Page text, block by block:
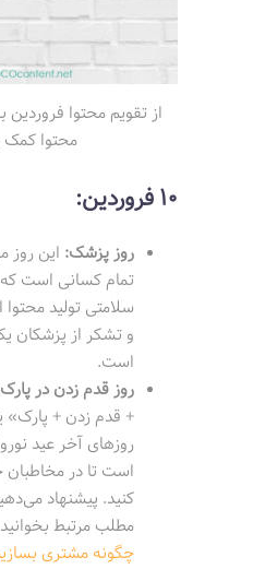
از تقویم محتوا فروردین
محتوا کمک
10 فروردین:
روز پزشک: این روز
تمام کسانی است
سلامتی تولید
و تشکر از پزشکان
است.
روز قدم زدن در
+ قدم زدن + پارک»
روزهای آخر عید
است تا در
کنید. پیشنهاد
مطلب مرتبط
چگونه مشتری